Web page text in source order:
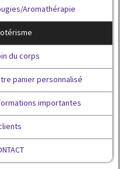
Aromathérapie
du corps
panier personnalisé
importantes